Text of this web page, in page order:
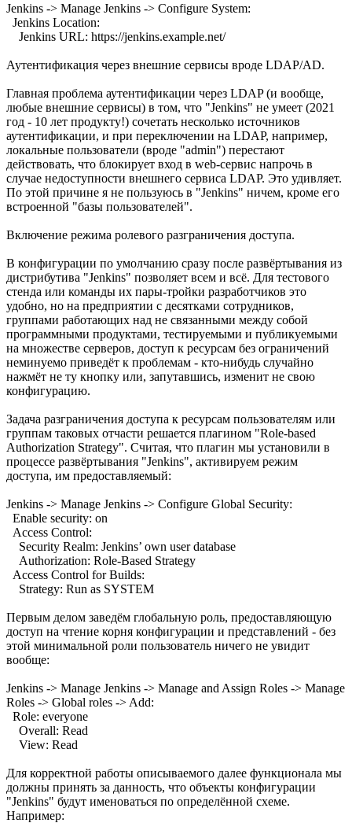
Jenkins -> Manage Jenkins -> Configure System:
Jenkins Location:
Jenkins URL: https://jenkins.example.net/
Аутентификация через внешние сервисы вроде LDAP/AD.
Главная проблема аутентификации через LDAP (и вообще,
любые внешние сервисы) в том, что "Jenkins" не умеет (2021
год - 10 лет продукту!) сочетать несколько источников
аутентификации, и при переключении на LDAP, например,
локальные пользователи (вроде "admin") перестают
действовать, что блокирует вход в web-сервис напрочь в
случае недоступности внешнего сервиса LDAP. Это удивляет.
По этой причине я не пользуюсь в "Jenkins" ничем, кроме его
встроенной "базы пользователей".
Включение режима ролевого разграничения доступа.
В конфигурации по умолчанию сразу после развёртывания из
дистрибутива "Jenkins" позволяет всем и всё. Для тестового
стенда или команды их пары-тройки разработчиков это
удобно, но на предприятии с десятками сотрудников,
группами работающих над не связанными между собой
программными продуктами, тестируемыми и публикуемыми
на множестве серверов, доступ к ресурсам без ограничений
неминуемо приведёт к проблемам - кто-нибудь случайно
нажмёт не ту кнопку или, запутавшись, изменит не свою
конфигурацию.
Задача разграничения доступа к ресурсам пользователям или
группам таковых отчасти решается плагином "Role-based
Authorization Strategy". Считая, что плагин мы установили в
процессе развёртывания "Jenkins", активируем режим
доступа, им предоставляемый:
Jenkins -> Manage Jenkins -> Configure Global Security:
Enable security: on
Access Control:
Security Realm: Jenkins’ own user database
Authorization: Role-Based Strategy
Access Control for Builds:
Strategy: Run as SYSTEM
Первым делом заведём глобальную роль, предоставляющую
доступ на чтение корня конфигурации и представлений - без
этой минимальной роли пользователь ничего не увидит
вообще:
Jenkins -> Manage Jenkins -> Manage and Assign Roles -> Manage
Roles -> Global roles -> Add:
Role: everyone
Overall: Read
View: Read
Для корректной работы описываемого далее функционала мы
должны принять за данность, что объекты конфигурации
"Jenkins" будут именоваться по определённой схеме.
Например: